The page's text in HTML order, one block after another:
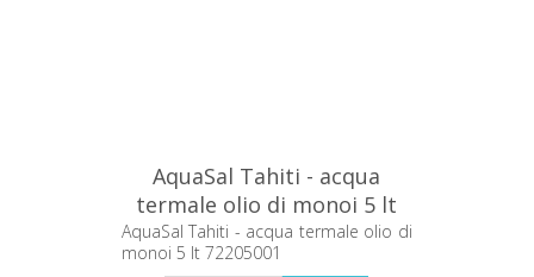
AquaSal Tahiti - acqua
termale olio di monoi 5 lt
72205001
AquaSal Tahiti - acqua termale olio di
monoi 5 lt 72205001